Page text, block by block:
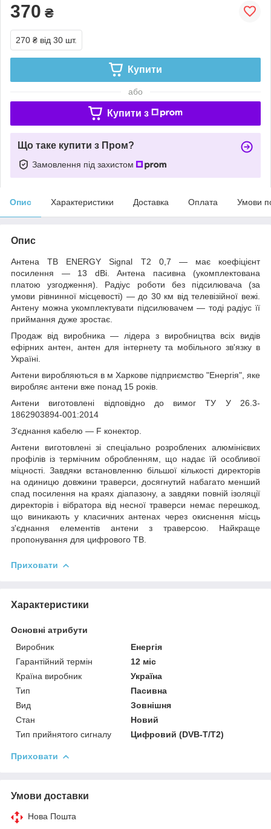
370 ₴
270 ₴ від 30 шт.
Купити
або
Купити з
Що таке купити з Пром?
Замовлення під захистом
Опис Характеристики Доставка Оплата Умови
Опис
Антена ТВ ENERGY Signal T2 0,7 — має коефіцієнт
посилення — 13 dBi. Антена пасивна (укомплектована
платою узгодження). Радіус роботи без підсилювача (за
умови рівнинної місцевості) — до 30 км від телевізійної вежі.
Антену можна укомплектувати підсилювачем — тоді радіус її
приймання дуже зростає.
Продаж від виробника — лідера з виробництва всіх видів
ефірних антен, антен для інтернету та мобільного зв'язку в
Україні.
Антени виробляються в м Харкове підприємство "Енергія", яке
виробляє антени вже понад 15 років.
Антени виготовлені відповідно до вимог ТУ У 26.3-
1862903894-001:2014
З'єднання кабелю — F конектор.
Антени виготовлені зі спеціально розроблених алюмінієвих
профілів із термічним обробленням, що надає їй особливої
міцності. Завдяки встановленню більшої кількості директорів
на одиницю довжини траверси, досягнутий набагато менший
спад посилення на краях діапазону, а завдяки повній ізоляції
директорів і вібратора від несної траверси немає перешкод,
що виникають у класичних антенах через окиснення місць
з'єднання елементів антени з траверсою. Найкраще
пропонування для цифрового ТВ.
Приховати
Характеристики
Основні атрибути
Виробник
Енергія
Гарантійний термін
12 міс
Країна виробник
Україна
Тип
Пасивна
Вид
Зовнішня
Стан
Новий
Тип прийнятого сигналу
Цифровий (DVB-T/T2)
Приховати
Умови доставки
Нова Пошта